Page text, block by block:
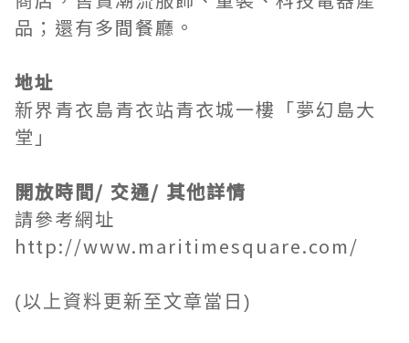
品；還有多間餐廳。
地址
新界青衣島青衣站青衣城一樓「夢幻島大
堂」
開放時間/ 交通/ 其他詳情
請參考網址
http://www.maritimesquare.com/
(以上資料更新至文章當日)